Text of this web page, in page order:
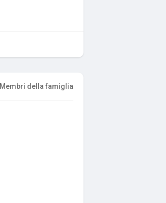
Membri della famiglia